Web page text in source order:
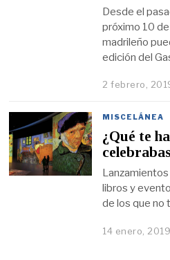
Desde el
próximo 10
madrileño
edición del
2 febrero,
MISCELÁNEA
¿Qué te
libros y
de los que no
14 enero, 2019